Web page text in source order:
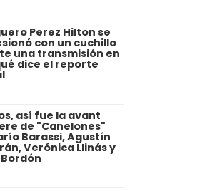
Perez Hilton se
con un cuchillo
una transmisión en
dice el reporte
así fue la avant
de "Canelones"
Barassi, Agustín
Verónica Llinás y